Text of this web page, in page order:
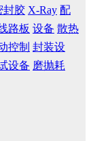
封胶 X-Ray 配
路板 设备 散热
控制 封装设
设备 磨抛耗